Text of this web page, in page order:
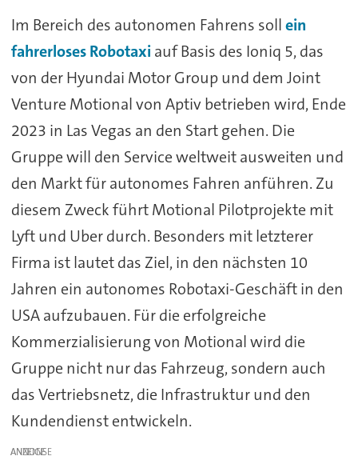
Im Bereich des autonomen Fahrens sollein
fahrerloses Robotaxiauf Basis des Ioniq 5, das
von der Hyundai Motor Group und dem Joint
Venture Motional von Aptiv betrieben wird, Ende
2023 in Las Vegas an den Start gehen. Die
Gruppe will den Service weltweit ausweiten und
den Markt für autonomes Fahren anführen. Zu
diesem Zweck führt Motional Pilotprojekte mit
Lyft und Uber durch. Besonders mit letzterer
Firma ist lautet das Ziel, in den nächsten 10
Jahren ein autonomes Robotaxi-Geschäft in den
USA aufzubauen. Für die erfolgreiche
Kommerzialisierung von Motional wird die
Gruppe nicht nur das Fahrzeug, sondern auch
das Vertriebsnetz, die Infrastruktur und den
Kundendienst entwickeln.
ANZEIGE